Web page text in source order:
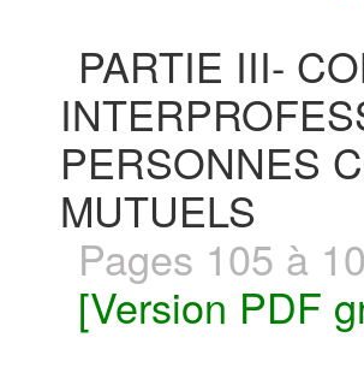
PARTIE III-
PERSONNES
MUTUELS
Pages 105 à
[Version PDF